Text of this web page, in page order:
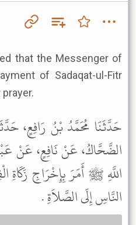
that the Messenger of
حَدَّثَنَا مُحَمَّدُ بْنُ رَافِعٍ،
الضَّحَّاكُ، عَنْ نَافِعٍ، عَنْ
اللَّهِ ﷺ أَمَرَ بِإِخْرَاجِ
النَّاسِ إِلَى الصَّلاَةِ .